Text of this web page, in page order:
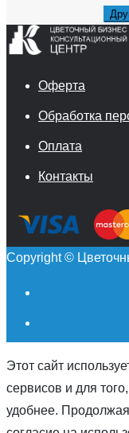
Оферта
Обработка
Оплата
Контакты
Copyright ©
Этот сайт
сервисов и для
удобнее.